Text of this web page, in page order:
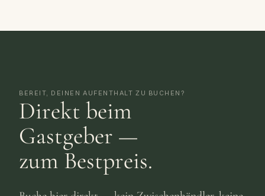
BEREIT, DEINEN AUFENTHALT ZU BUCHEN?
Direkt beim
Gastgeber —
zum Bestpreis.